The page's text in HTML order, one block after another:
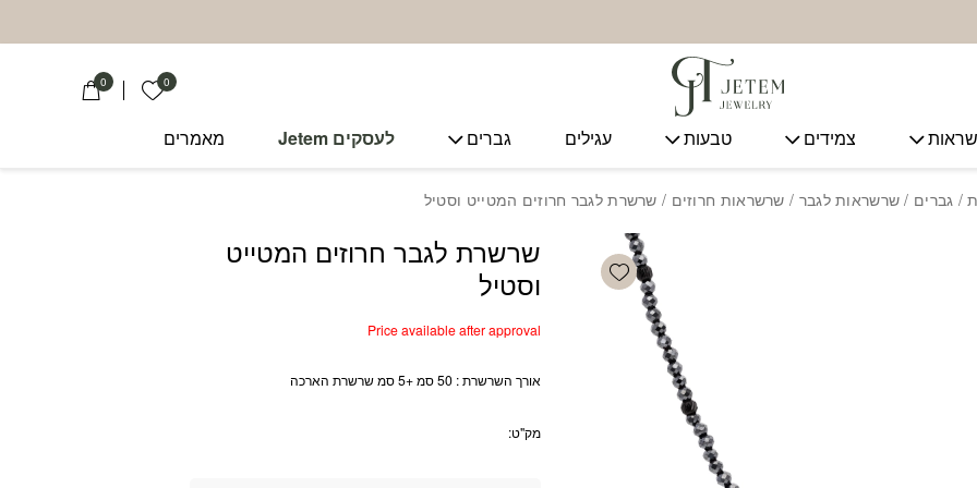
0 הרשימה שלי
0
צמידים טבעות עגילים גברים לעסקים Jetem מאמרים
/ גברים / שרשראות לגבר / שרשראות חרוזים / שרשרת לגבר חרוזים המטייט וסטיל
שרשרת לגבר חרוזים המטייט
וסטיל
Price available after approval
אורך השרשרת : 50 סמ +5 סמ שרשרת הארכה
מק"ט:
Add wishlist